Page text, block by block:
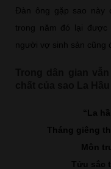
Đàn ông gặp sao này
trong năm đó lại được
người vợ sinh sản cũng
“La
Tháng giêng
Môn
Tửu sắc